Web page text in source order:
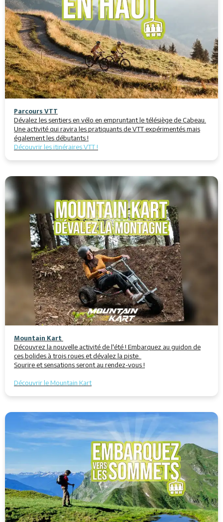
Parcours VTT
Dévalez les sentiers en vélo en empruntant le télésiège de Cabeau.
Une activité qui ravira les pratiquants de VTT expérimentés mais
également les débutants !
Découvrir les itinéraires VTT !
Mountain Kart
Découvrez la nouvelle activité de l'été ! Embarquez au guidon de
ces bolides à trois roues et dévalez la piste.
Sourire et sensations seront au rendez-vous !
Découvrir le Mountain Kart